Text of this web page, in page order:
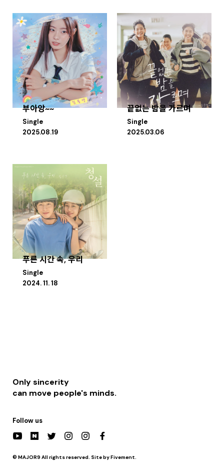
부아앙~~
Single
2025.08.19
끝없는 밤을 가르며
Single
2025.03.06
푸른 시간 속, 우리
Single
2024. 11. 18
Only sincerity
can move people's minds.
Follow us
© MAJOR9 All rights reserved. Site by Fivement.